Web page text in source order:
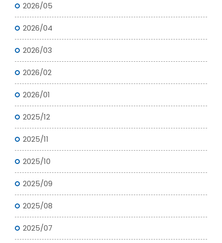
2026/05
2026/04
2026/03
2026/02
2026/01
2025/12
2025/11
2025/10
2025/09
2025/08
2025/07